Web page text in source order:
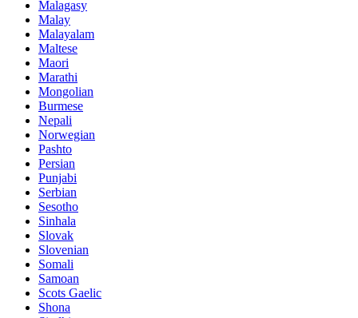
Malagasy
Malay
Malayalam
Maltese
Maori
Marathi
Mongolian
Burmese
Nepali
Norwegian
Pashto
Persian
Punjabi
Serbian
Sesotho
Sinhala
Slovak
Slovenian
Somali
Samoan
Scots Gaelic
Shona